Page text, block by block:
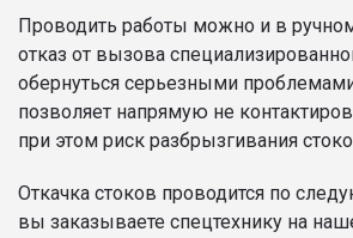
Проводить работы можно и в
отказ от вызова
обернуться серьезными
позволяет напрямую не
при этом риск разбрызгивания
Откачка стоков проводится по
вы заказываете спецтехнику на